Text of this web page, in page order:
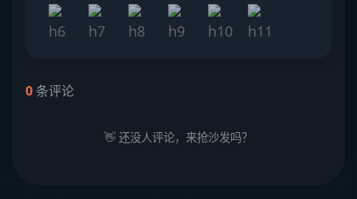
0条评论
👋 还没人评论，来抢沙发吗？